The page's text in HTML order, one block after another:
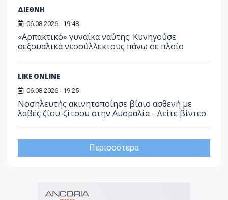
ΔΙΕΘΝΗ
06.08.2026 - 19:48
«Αρπακτικό» γυναίκα ναύτης: Κυνηγούσε
σεξουαλικά νεοσύλλεκτους πάνω σε πλοίο
LIKE ONLINE
06.08.2026 - 19:25
Νοσηλευτής ακινητοποίησε βίαιο ασθενή με
λαβές ζίου-ζίτσου στην Αυσραλία - Δείτε βίντεο
Περισσότερα